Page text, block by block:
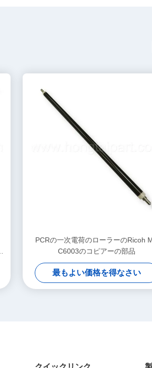
PCRの一次電荷のローラーのRicoh
C6003のコピアーの部品
最もよい価格を得なさい